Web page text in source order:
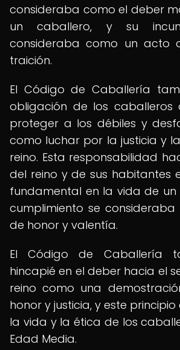
consideraba como el deber
un caballero, y su
consideraba como un acto
traición.
El Código de Caballería
obligación de los caballeros
proteger a los débiles y
como luchar por la justicia y
reino. Esta responsabilidad
del reino y de sus habitantes
fundamental en la vida de un
cumplimiento se
de honor y valentía.
El Código de Caballería
hincapié en el deber hacia el
reino como una
honor y justicia, y este
la vida y la ética de los
Edad Media.